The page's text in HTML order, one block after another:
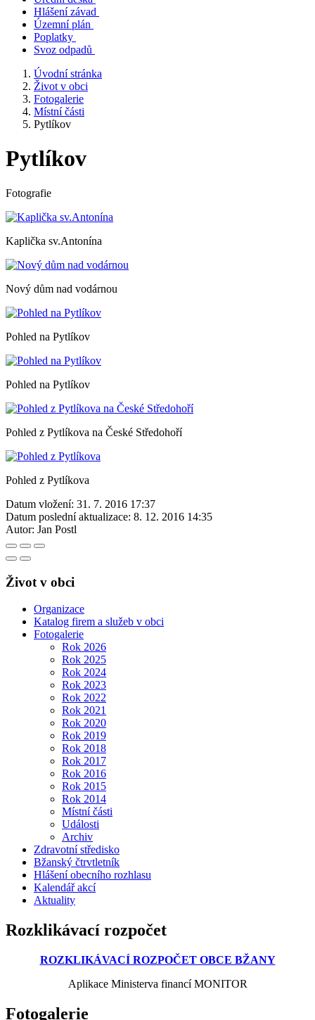
Hlášení závad
Územní plán
Poplatky
Svoz odpadů
Úvodní stránka
Život v obci
Fotogalerie
Místní části
Pytlíkov
Pytlíkov
Fotografie
Kaplička sv.Antonína
Nový dům nad vodárnou
Pohled na Pytlíkov
Pohled na Pytlíkov
Pohled z Pytlíkova na České Středohoří
Pohled z Pytlíkova
Datum vložení: 31. 7. 2016 17:37
Datum poslední aktualizace: 8. 12. 2016 14:35
Autor: Jan Postl
Život v obci
Organizace
Katalog firem a služeb v obci
Fotogalerie
Rok 2026
Rok 2025
Rok 2024
Rok 2023
Rok 2022
Rok 2021
Rok 2020
Rok 2019
Rok 2018
Rok 2017
Rok 2016
Rok 2015
Rok 2014
Místní části
Události
Archiv
Zdravotní středisko
Bžanský čtrvtletník
Hlášení obecního rozhlasu
Kalendář akcí
Aktuality
Rozklikávací rozpočet
ROZKLIKÁVACÍ ROZPOČET OBCE BŽANY
Aplikace Ministerva financí MONITOR
Fotogalerie